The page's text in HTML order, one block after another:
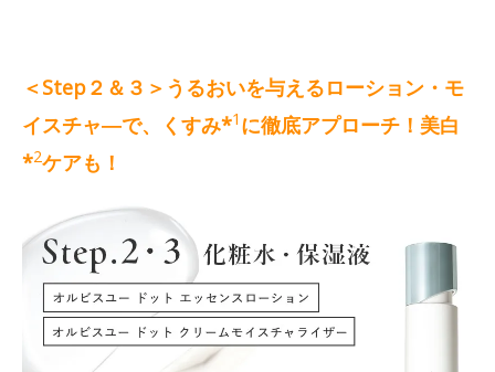
＜Step２＆３＞うるおいを与えるローション・モ
イスチャ―で、くすみ*1 に徹底アプローチ！美白
*2ケアも！